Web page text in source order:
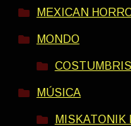
MEXICAN
MONDO
MÚSICA
MISKATONIK